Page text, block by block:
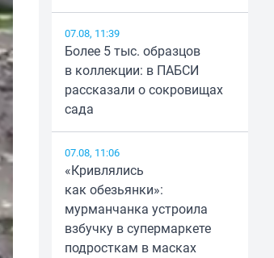
07.08, 11:39
Более 5 тыс. образцов
в коллекции: в ПАБСИ
рассказали о сокровищах
сада
07.08, 11:06
«Кривлялись
как обезьянки»:
мурманчанка устроила
взбучку в супермаркете
подросткам в масках